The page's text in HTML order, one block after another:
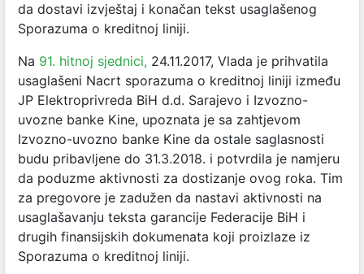
da dostavi izvještaj i konačan tekst usaglašenog
Sporazuma o kreditnoj liniji.
Na 91. hitnoj sjednici, 24.11.2017, Vlada je prihvatila
usaglašeni Nacrt sporazuma o kreditnoj liniji između
JP Elektroprivreda BiH d.d. Sarajevo i Izvozno-
uvozne banke Kine, upoznata je sa zahtjevom
Izvozno-uvozno banke Kine da ostale saglasnosti
budu pribavljene do 31.3.2018. i potvrdila je namjeru
da poduzme aktivnosti za dostizanje ovog roka. Tim
za pregovore je zadužen da nastavi aktivnosti na
usaglašavanju teksta garancije Federacije BiH i
drugih finansijskih dokumenata koji proizlaze iz
Sporazuma o kreditnoj liniji.